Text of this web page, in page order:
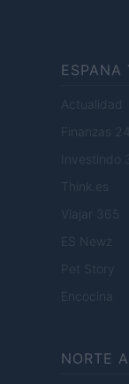
ESPANA
Actualidad
Finanzas 24
Investindo
Think.es
Viajar 365
ES Newz
Pet Story
Encocina
NORTE